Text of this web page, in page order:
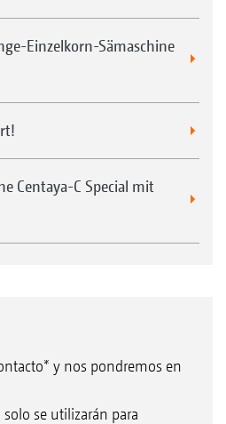
Einzelkorn-Sämaschine
Centaya-C Special mit
y nos pondremos en
se utilizarán para